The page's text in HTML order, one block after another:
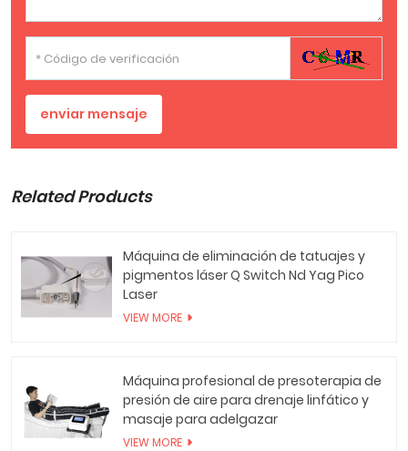
enviar mensaje
Related Products
Máquina de eliminación de tatuajes y
pigmentos láser Q Switch Nd Yag Pico
Laser
VIEW MORE
Máquina profesional de presoterapia de
presión de aire para drenaje linfático y
masaje para adelgazar
VIEW MORE